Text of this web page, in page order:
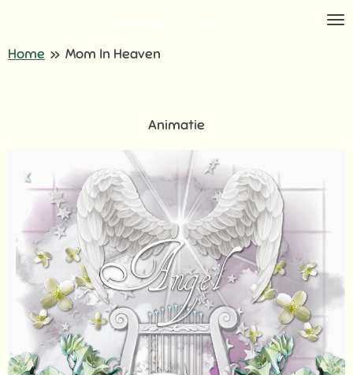
naar
Home » Mom In Heaven
Animatie